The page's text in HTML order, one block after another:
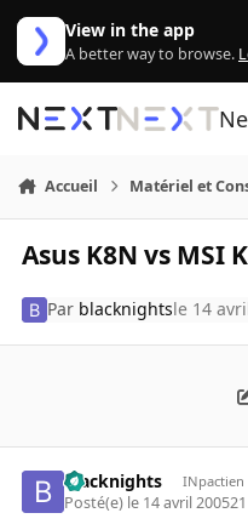
Aller au contenu
View in the app
A better way to browse.
Accueil Matériel et
Asus K8N vs MSI
Par blacknightsle 14
blacknights INpactien
Posté(e) le 14 avril 2005